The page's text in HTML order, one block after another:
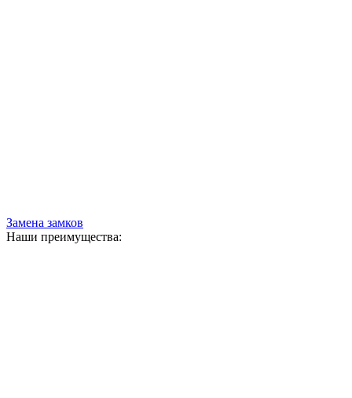
Замена замков
Наши преимущества: